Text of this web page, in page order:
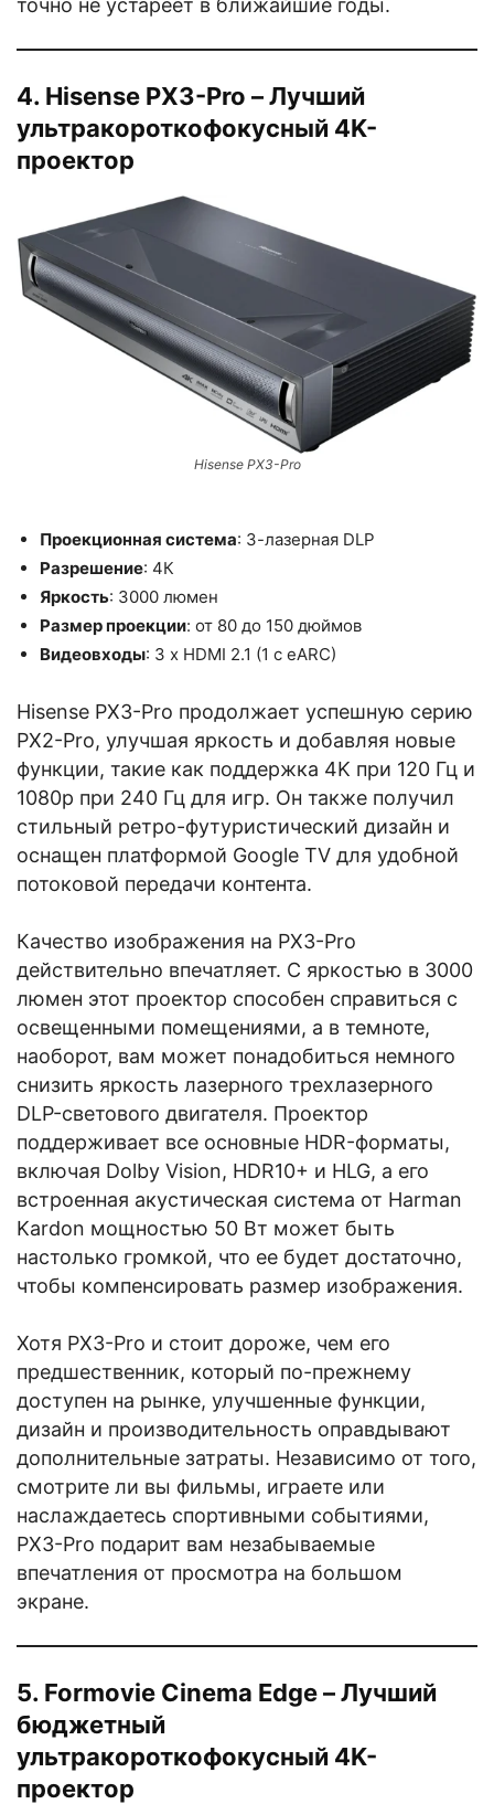
4. Hisense PX3-Pro – Лучший
ультракороткофокусный 4K-
проектор
Hisense PX3-Pro
Проекционная система: 3-лазерная DLP
Разрешение: 4К
Яркость: 3000 люмен
Размер проекции: от 80 до 150 дюймов
Видеовходы: 3 x HDMI 2.1 (1 с eARC)
Hisense PX3-Pro продолжает успешную серию
PX2-Pro, улучшая яркость и добавляя новые
функции, такие как поддержка 4K при 120 Гц и
1080p при 240 Гц для игр. Он также получил
стильный ретро-футуристический дизайн и
оснащен платформой Google TV для удобной
потоковой передачи контента.
Качество изображения на PX3-Pro
действительно впечатляет. С яркостью в 3000
люмен этот проектор способен справиться с
освещенными помещениями, а в темноте,
наоборот, вам может понадобиться немного
снизить яркость лазерного трехлазерного
DLP-светового двигателя. Проектор
поддерживает все основные HDR-форматы,
включая Dolby Vision, HDR10+ и HLG, а его
встроенная акустическая система от Harman
Kardon мощностью 50 Вт может быть
настолько громкой, что ее будет достаточно,
чтобы компенсировать размер изображения.
Хотя PX3-Pro и стоит дороже, чем его
предшественник, который по-прежнему
доступен на рынке, улучшенные функции,
дизайн и производительность оправдывают
дополнительные затраты. Независимо от того,
смотрите ли вы фильмы, играете или
наслаждаетесь спортивными событиями,
PX3-Pro подарит вам незабываемые
впечатления от просмотра на большом
экране.
5. Formovie Cinema Edge – Лучший
бюджетный
ультракороткофокусный 4K-
проектор